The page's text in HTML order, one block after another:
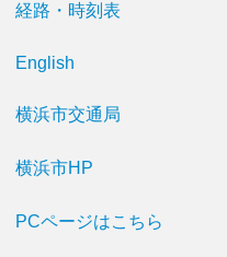
経路・時刻表
English
横浜市交通局
横浜市HP
PCページはこちら